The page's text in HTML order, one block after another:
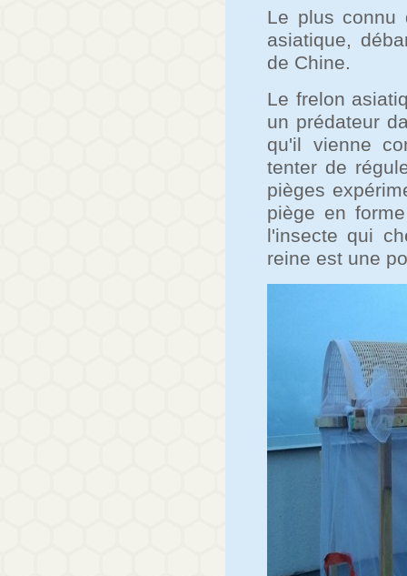
Le plus connu
asiatique,
de Chine.
Le frelon
un prédateur
qu'il vienne
tenter de
pièges
piège en
l'insecte qui
reine est une